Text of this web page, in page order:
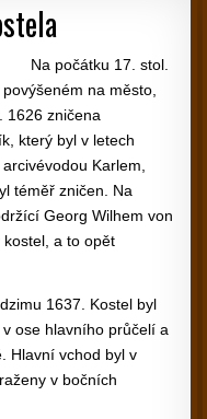
Na počátku 17. stol.
na město,
1626 zničena
který byl v letech
Karlem,
téměř zničen. Na
Georg Wilhem von
a to opět
1637. Kostel byl
ose hlavního průčelí a
Hlavní vchod byl v
v bočních